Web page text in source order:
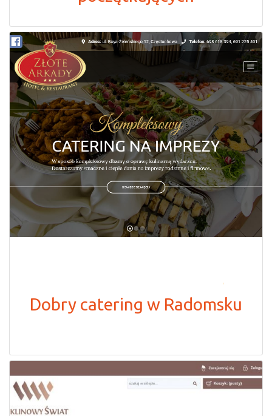
Dobry catering w Radomsku